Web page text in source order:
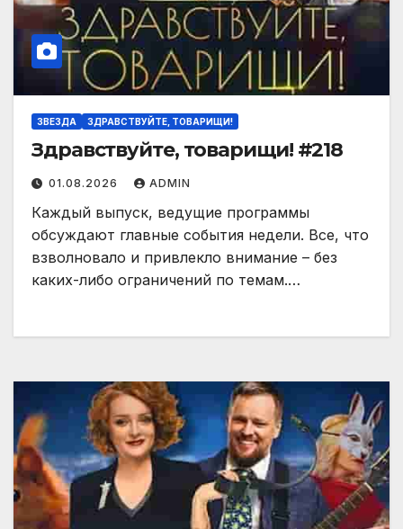
ЗВЕЗДА ЗДРАВСТВУЙТЕ, ТОВАРИЩИ!
Здравствуйте, товарищи! #218
01.08.2026 ADMIN
Каждый выпуск, ведущие программы
обсуждают главные события недели. Все, что
взволновало и привлекло внимание – без
каких-либо ограничений по темам.…